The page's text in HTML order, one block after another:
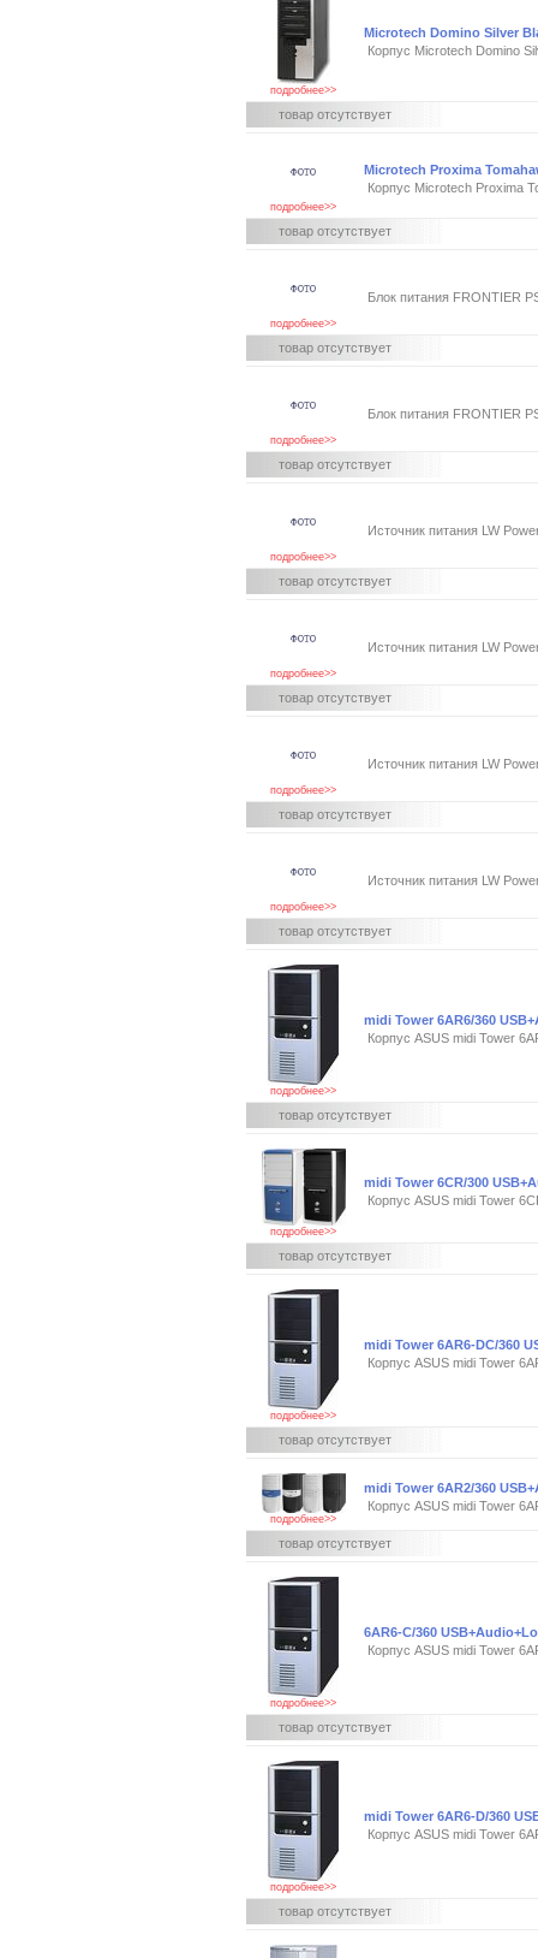
подробнее>>
Microtech Domino Silver
Корпус Microtech Domino
товар отсутствует
подробнее>>
Microtech Proxima
Корпус Microtech Proxima
товар отсутствует
подробнее>>
Блок питания FRONTIER
товар отсутствует
подробнее>>
Блок питания FRONTIER
товар отсутствует
подробнее>>
Источник питания LW
товар отсутствует
подробнее>>
Источник питания LW
товар отсутствует
подробнее>>
Источник питания LW
товар отсутствует
подробнее>>
Источник питания LW
товар отсутствует
подробнее>>
midi Tower 6AR6/360
Корпус ASUS midi Tower
товар отсутствует
подробнее>>
midi Tower 6CR/300
Корпус ASUS midi Tower
товар отсутствует
подробнее>>
midi Tower 6AR6-DC/360
Корпус ASUS midi Tower
товар отсутствует
подробнее>>
midi Tower 6AR2/360
Корпус ASUS midi Tower
товар отсутствует
подробнее>>
6AR6-C/360
Корпус ASUS midi Tower
товар отсутствует
подробнее>>
midi Tower 6AR6-D/360
Корпус ASUS midi Tower
товар отсутствует